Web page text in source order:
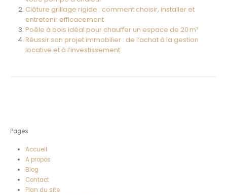
Clôture grillage rigide : comment choisir, installer et
entretenir efficacement
Poêle à bois idéal pour chauffer un espace de 20 m²
Réussir son projet immobilier : de l’achat à la gestion
locative et à l’investissement
Pages
Accueil
A propos
Blog
Contact
Plan du site